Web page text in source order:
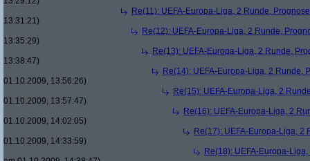
Re(11): UEFA-Europa-Liga, 2 Runde,
13:31:21)
Re(12): UEFA-Europa-Liga, 2 Runde,
13:35:29)
Re(13): UEFA-Europa-Liga, 2 Runde,
13:38:47)
Re(14): UEFA-Europa-Liga, 2 Runde,
01.10.2009, 13:56:26)
Re(15): UEFA-Europa-Liga, 2
01.10.2009, 13:57:47)
Re(16): UEFA-Europa-Liga, 2
01.10.2009, 14:02:05)
Re(17): UEFA-Europa-Liga, 2
01.10.2009, 14:33:59)
Re(18): UEFA-Europa-